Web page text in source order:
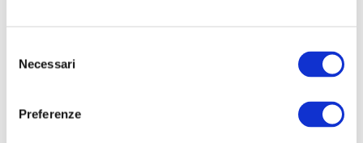
delNecessari
Preferenze